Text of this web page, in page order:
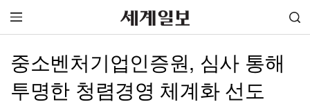
중소벤처기업인증원, 심사 통해
투명한 청렴경영 체계화 선도